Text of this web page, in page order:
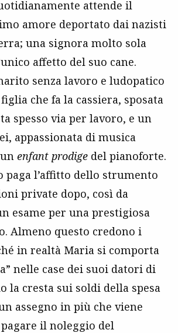
attende il
amore deportato dai nazisti
una signora molto sola
affetto del suo cane.
senza lavoro e ludopatico
che fa la cassiera, sposata
spesso via per lavoro, e un
appassionata di musica
enfant prodige del pianoforte.
paga l’affitto dello strumento
private dopo, così da
esame per una prestigiosa
Almeno questo credono i
in realtà Maria si comporta
nelle case dei suoi datori di
la cresta sui soldi della spesa
assegno in più che viene
il noleggio del